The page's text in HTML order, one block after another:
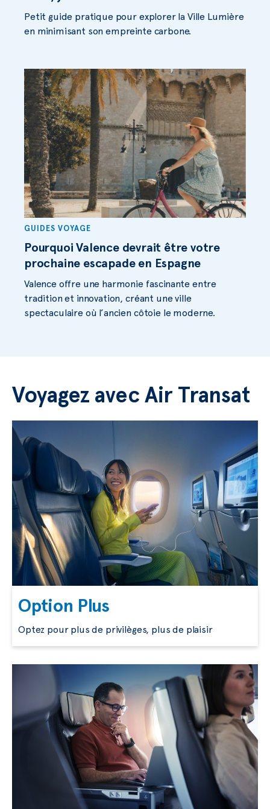
Petit guide pratique pour explorer la Ville Lumière
en minimisant son empreinte carbone.
GUIDES VOYAGE
Pourquoi Valence devrait être votre
prochaine escapade en Espagne
Valence offre une harmonie fascinante entre
tradition et innovation, créant une ville
spectaculaire où l’ancien côtoie le moderne.
Voyagez avec Air Transat
Option Plus
Optez pour plus de privilèges, plus de plaisir